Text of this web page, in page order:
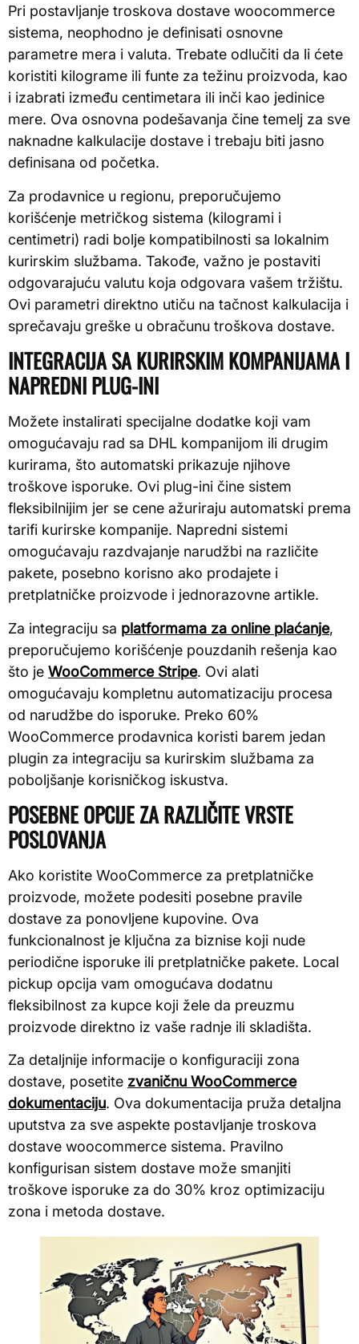
Pri postavljanje troskova dostave woocommerce
sistema, neophodno je definisati osnovne
parametre mera i valuta. Trebate odlučiti da li ćete
koristiti kilograme ili funte za težinu proizvoda, kao
i izabrati između centimetara ili inči kao jedinice
mere. Ova osnovna podešavanja čine temelj za sve
naknadne kalkulacije dostave i trebaju biti jasno
definisana od početka.
Za prodavnice u regionu, preporučujemo
korišćenje metričkog sistema (kilogrami i
centimetri) radi bolje kompatibilnosti sa lokalnim
kurirskim službama. Takođe, važno je postaviti
odgovarajuću valutu koja odgovara vašem tržištu.
Ovi parametri direktno utiču na tačnost kalkulacija i
sprečavaju greške u obračunu troškova dostave.
INTEGRACIJA SA KURIRSKIM KOMPANIJAMA I
NAPREDNI PLUG-INI
Možete instalirati specijalne dodatke koji vam
omogućavaju rad sa DHL kompanijom ili drugim
kurirama, što automatski prikazuje njihove
troškove isporuke. Ovi plug-ini čine sistem
fleksibilnijim jer se cene ažuriraju automatski prema
tarifi kurirske kompanije. Napredni sistemi
omogućavaju razdvajanje narudžbi na različite
pakete, posebno korisno ako prodajete i
pretplatničke proizvode i jednorazovne artikle.
Za integraciju sa platformama za online plaćanje,
preporučujemo korišćenje pouzdanih rešenja kao
što je WooCommerce Stripe. Ovi alati
omogućavaju kompletnu automatizaciju procesa
od narudžbe do isporuke. Preko 60%
WooCommerce prodavnica koristi barem jedan
plugin za integraciju sa kurirskim službama za
poboljšanje korisničkog iskustva.
POSEBNE OPCIJE ZA RAZLIČITE VRSTE
POSLOVANJA
Ako koristite WooCommerce za pretplatničke
proizvode, možete podesiti posebne pravile
dostave za ponovljene kupovine. Ova
funkcionalnost je ključna za biznise koji nude
periodične isporuke ili pretplatničke pakete. Local
pickup opcija vam omogućava dodatnu
fleksibilnost za kupce koji žele da preuzmu
proizvode direktno iz vaše radnje ili skladišta.
Za detaljnije informacije o konfiguraciji zona
dostave, posetite zvaničnu WooCommerce
dokumentaciju. Ova dokumentacija pruža detaljna
uputstva za sve aspekte postavljanje troskova
dostave woocommerce sistema. Pravilno
konfigurisan sistem dostave može smanjiti
troškove isporuke za do 30% kroz optimizaciju
zona i metoda dostave.